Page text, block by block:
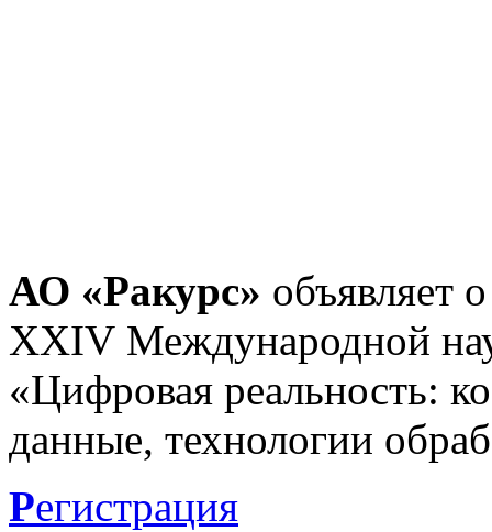
АО «Ракурс» объявляет
XXIV Международной
«Цифровая реальность:
данные, технологии
Регистрация